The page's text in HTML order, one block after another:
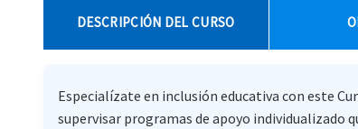
DESCRIPCIÓN DEL CURSO
Especialízate en inclusión educativa con este
supervisar programas de apoyo individualizado